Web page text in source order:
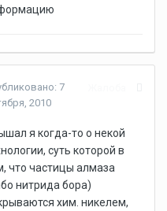
7
2010
я когда-то о некой
суть которой в
что частицы алмаза
нитрида бора)
хим. никелем,